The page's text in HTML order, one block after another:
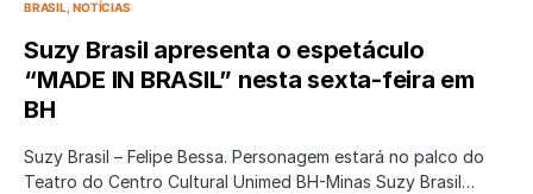
BRASIL NOTÍCIAS
Suzy Brasil apresenta o espetáculo
“MADE IN BRASIL” nesta sexta-feira em
BH
Suzy Brasil – Felipe Bessa. Personagem estará no palco do
Teatro do Centro Cultural Unimed BH-Minas Suzy Brasil…